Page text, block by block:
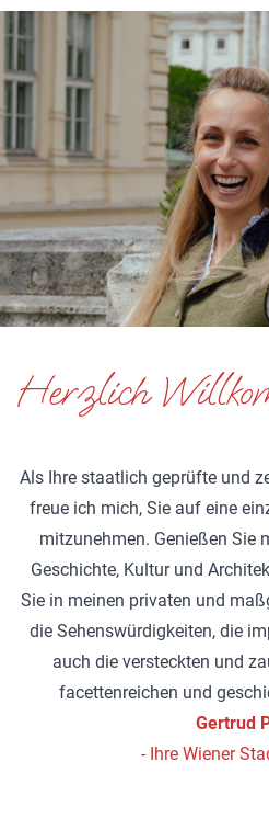
Herzlich
Als Ihre staatlich geprüfte und
freue ich mich, Sie auf eine
mitzunehmen. Genießen Sie
Geschichte, Kultur und
Sie in meinen privaten und
die Sehenswürdigkeiten, die
auch die versteckten und
facettenreichen und
Gertrud
- Ihre Wiener